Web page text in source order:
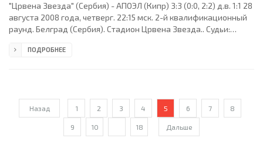
"Црвена Звезда" (Сербия) - АПОЭЛ (Кипр) 3:3 (0:0, 2:2) д.в. 1:1 28
августа 2008 года, четверг. 22:15 мск. 2-й квалификационный
раунд. Белград (Сербия). Стадион Црвена Звезда.. Судьи:
Гальярдо, Хосе Мария Санчес Сантос (оба - Испания).
Богданович, Игор Бурзанович (Деян Якович,
ПОДРОБНЕЕ
Назад 1 2 3 4 5 6 7 8
9 10 18 Дальше